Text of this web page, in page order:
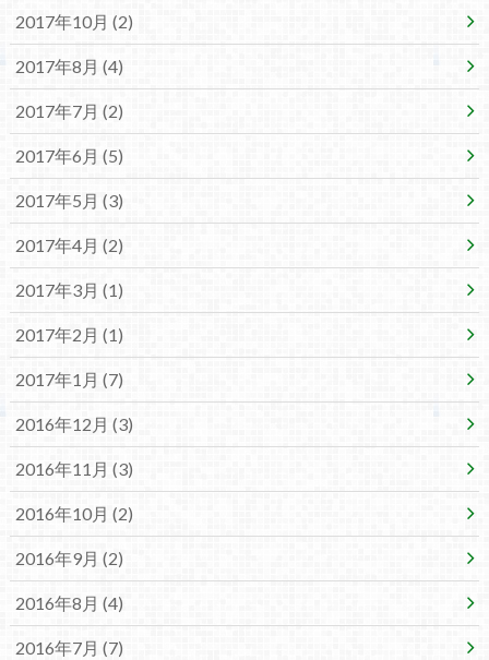
2017年10月 (2)
2017年8月 (4)
2017年7月 (2)
2017年6月 (5)
2017年5月 (3)
2017年4月 (2)
2017年3月 (1)
2017年2月 (1)
2017年1月 (7)
2016年12月 (3)
2016年11月 (3)
2016年10月 (2)
2016年9月 (2)
2016年8月 (4)
2016年7月 (7)